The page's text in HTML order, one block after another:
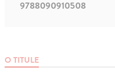
O TITULE
9788090910508